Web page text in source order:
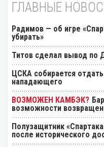
ГЛАВНЫЕ
Радимов — об игре
убирать»
Титов сделал вывод по
ЦСКА собирается
нападающего
возможности
Полузащитник
после исторического